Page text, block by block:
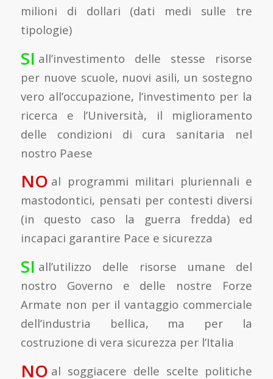
milioni di dollari (dati medi sulle tre
tipologie)
SI all’investimento delle stesse risorse
per nuove scuole, nuovi asili, un sostegno
vero all’occupazione, l’investimento per la
ricerca e l’Università, il miglioramento
delle condizioni di cura sanitaria nel
nostro Paese
NO al programmi militari pluriennali e
mastodontici, pensati per contesti diversi
(in questo caso la guerra fredda) ed
incapaci garantire Pace e sicurezza
SI all’utilizzo delle risorse umane del
nostro Governo e delle nostre Forze
Armate non per il vantaggio commerciale
dell’industria bellica, ma per la
costruzione di vera sicurezza per l’Italia
NO al soggiacere delle scelte politiche